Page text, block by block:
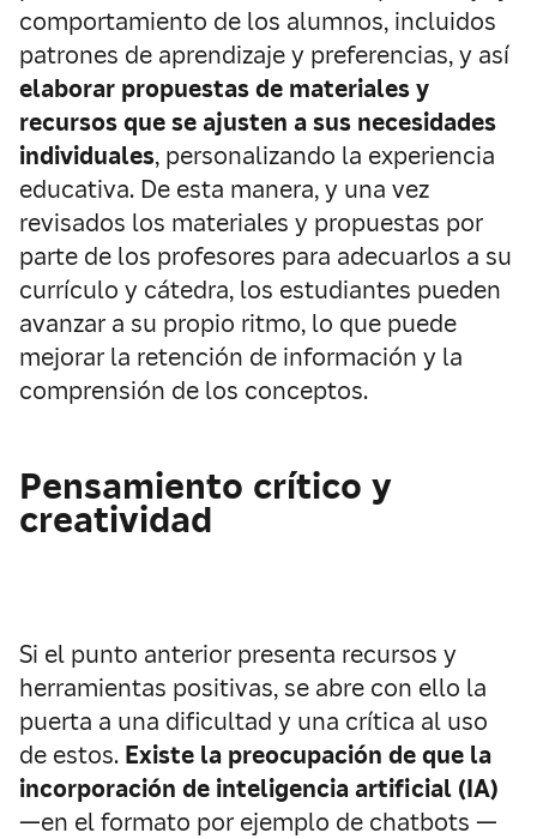
comportamiento de los alumnos, incluidos
patrones de aprendizaje y preferencias, y así
elaborar propuestas de materiales y
recursos que se ajusten a sus necesidades
individuales, personalizando la experiencia
educativa. De esta manera, y una vez
revisados los materiales y propuestas por
parte de los profesores para adecuarlos a su
currículo y cátedra, los estudiantes pueden
avanzar a su propio ritmo, lo que puede
mejorar la retención de información y la
comprensión de los conceptos.
Pensamiento crítico y
creatividad
Si el punto anterior presenta recursos y
herramientas positivas, se abre con ello la
puerta a una dificultad y una crítica al uso
de estos. Existe la preocupación de que la
incorporación de inteligencia artificial (IA)
—en el formato por ejemplo de chatbots —